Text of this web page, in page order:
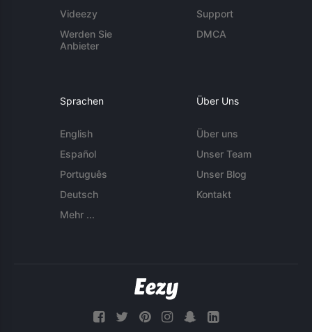
Videezy
Werden Sie
Anbieter
Support
DMCA
Sprachen
English
Español
Português
Deutsch
Mehr ...
Über Uns
Über uns
Unser Team
Unser Blog
Kontakt